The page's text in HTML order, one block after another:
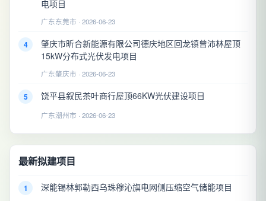
电项目
广东东莞市 · 2026-06-23
4
肇庆市昕合新能源有限公司德庆地区回龙镇曾沛林屋顶
15kW分布式光伏发电项目
广东肇庆市 · 2026-06-23
5 饶平县叙民茶叶商行屋顶66KW光伏建设项目
广东潮州市 · 2026-06-23
最新拟建项目
1 深能锡林郭勒西乌珠穆沁旗电网侧压缩空气储能项目